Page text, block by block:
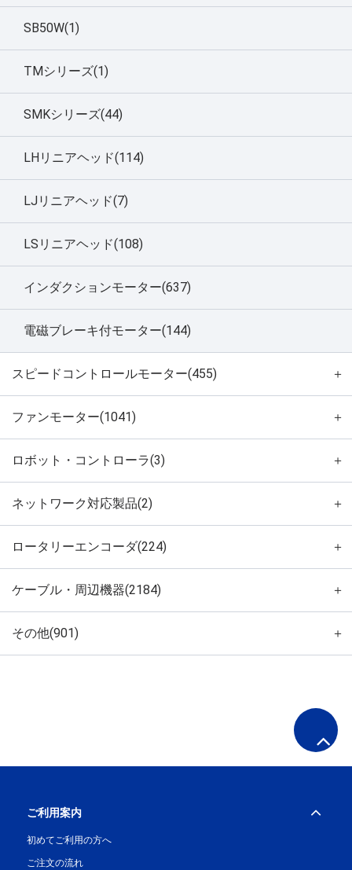
SB50W(1)
TMシリーズ(1)
SMKシリーズ(44)
LHリニアヘッド(114)
LJリニアヘッド(7)
LSリニアヘッド(108)
インダクションモーター(637)
電磁ブレーキ付モーター(144)
スピードコントロールモーター(455) ＋
ファンモーター(1041) ＋
ロボット・コントローラ(3) ＋
ネットワーク対応製品(2) ＋
ロータリーエンコーダ(224) ＋
ケーブル・周辺機器(2184) ＋
その他(901) ＋
ご利用案内
初めてご利用の方へ
ご注文の流れ